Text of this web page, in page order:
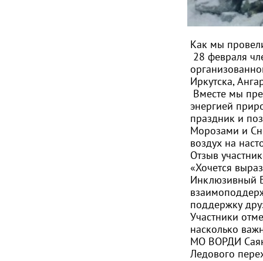
Как мы
28 февраля
Иркутска,
Вместе мы
энергией
праздник и
Морозами и
воздух на
Отзыв
«Хочется
Инклюзивный
поддержку
Участники
насколько
МО ВОРДИ
Ледового